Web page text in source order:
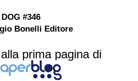
#346
Bonelli Editore
prima pagina di